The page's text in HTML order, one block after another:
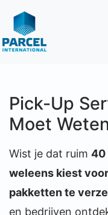
Pick-Up
Moet Weten
Wist je dat ruim 40
weleens kiest
pakketten te
en bedrijven